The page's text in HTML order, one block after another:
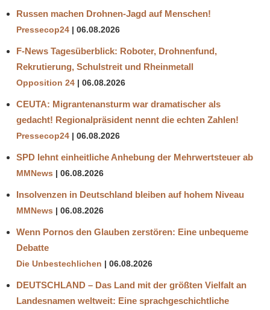
Russen machen Drohnen-Jagd auf Menschen!
Pressecop24 06.08.2026
F-News Tagesüberblick: Roboter, Drohnenfund,
Rekrutierung, Schulstreit und Rheinmetall
Opposition 24 06.08.2026
CEUTA: Migrantenansturm war dramatischer als
gedacht! Regionalpräsident nennt die echten Zahlen!
Pressecop24 06.08.2026
SPD lehnt einheitliche Anhebung der Mehrwertsteuer ab
MMNews 06.08.2026
Insolvenzen in Deutschland bleiben auf hohem Niveau
MMNews 06.08.2026
Wenn Pornos den Glauben zerstören: Eine unbequeme
Debatte
Die Unbestechlichen 06.08.2026
DEUTSCHLAND – Das Land mit der größten Vielfalt an
Landesnamen weltweit: Eine sprachgeschichtliche